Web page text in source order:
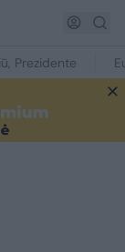
Prezidente